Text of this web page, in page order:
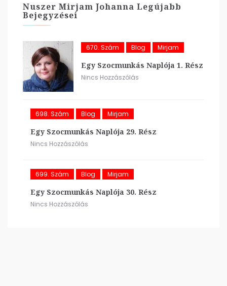
Nuszer Mirjam Johanna Legújabb
Bejegyzései
670. Szám Blog Mirjam
Egy Szocmunkás Naplója 1. Rész
Nincs Hozzászólás
698. Szám Blog Mirjam
Egy Szocmunkás Naplója 29. Rész
Nincs Hozzászólás
699. Szám Blog Mirjam
Egy Szocmunkás Naplója 30. Rész
Nincs Hozzászólás